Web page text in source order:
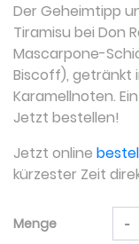
Der Geheimtipp
Tiramisu bei Don
Mascarpone-
Biscoff), getränkt
Karamellnoten.
Jetzt bestellen!
Jetzt online
kürzester Zeit
Menge -